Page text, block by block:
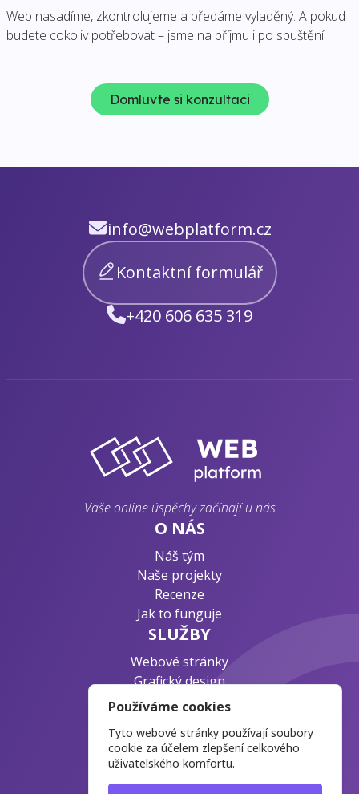
Web nasadíme, zkontrolujeme a předáme vyladěný. A pokud
budete cokoliv potřebovat – jsme na příjmu i po spuštění.
Domluvte si konzultaci
info@webplatform.cz
Kontaktní formulář
+420 606 635 319
Vaše online úspěchy začínají u nás
O NÁS
Náš tým
Naše projekty
Recenze
Jak to funguje
SLUŽBY
Webové stránky
Grafický design
Byznys konzultace
Ochrana osobních údajů
Časté otázky
Blog o webdesignu
Používáme cookies
Tyto webové stránky používají soubory
cookie za účelem zlepšení celkového
uživatelského komfortu.